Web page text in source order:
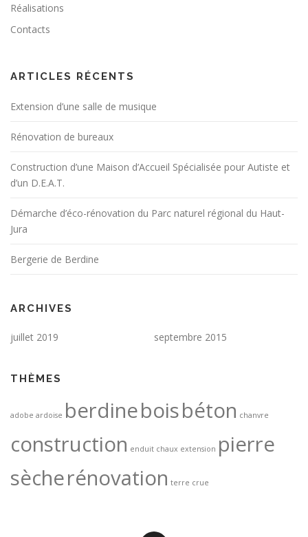
Réalisations
Contacts
ARTICLES RÉCENTS
Extension d’une salle de musique
Rénovation de bureaux
Construction d’une Maison d’Accueil Spécialisée pour Autiste et
d’un D.E.A.T.
Démarche d’éco-rénovation du Parc naturel régional du Haut-
Jura
Bergerie de Berdine
ARCHIVES
juillet 2019 septembre 2015
THÈMES
adobe ardoise berdineboisbéton chanvre
construction enduit chaux extension pierre
sècherénovation terre crue